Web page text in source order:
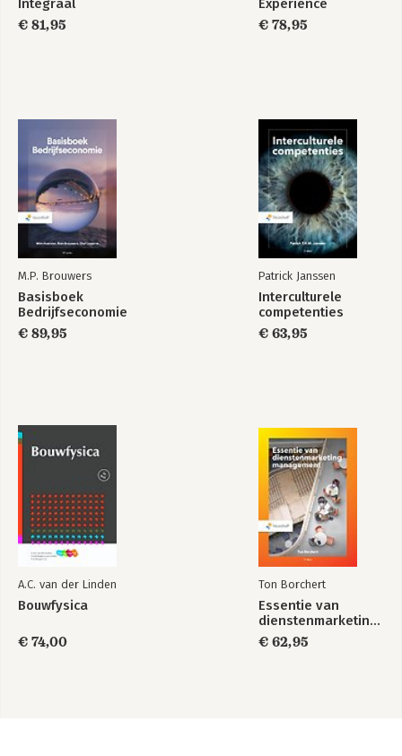
weerstand wordt benut als sleutel tot
duurzame verandering.
Integraal
€ 81,95
Experience
€ 78,95
M.P. Brouwers
Basisboek
Bedrijfseconomie
€ 89,95
Patrick Janssen
Interculturele
competenties
€ 63,95
A.C. van der Linden
Bouwfysica
€ 74,00
Ton Borchert
Essentie van
dienstenmarketingmanagement
€ 62,95